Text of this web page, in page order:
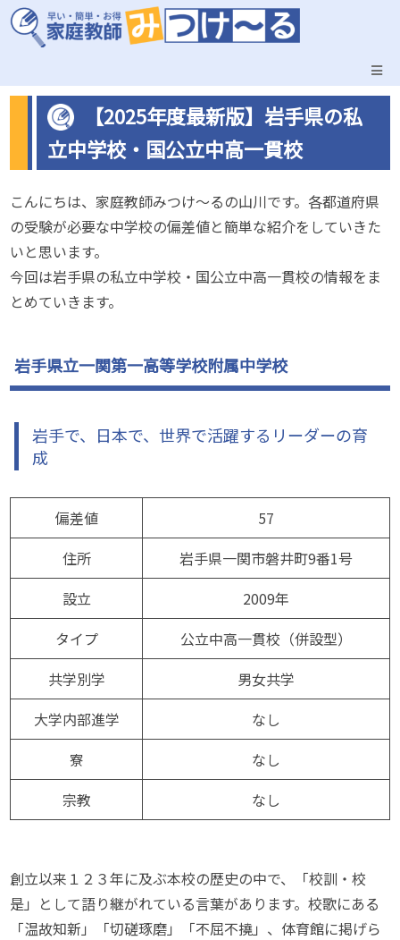
【2025年度最新版】岩手県の私
立中学校・国公立中高一貫校
こんにちは、家庭教師みつけ～るの山川です。各都道府県
の受験が必要な中学校の偏差値と簡単な紹介をしていきた
いと思います。
今回は岩手県の私立中学校・国公立中高一貫校の情報をま
とめていきます。
岩手県立一関第一高等学校附属中学校
岩手で、日本で、世界で活躍するリーダーの育
成
偏差値
57
住所
岩手県一関市磐井町9番1号
設立
2009年
タイプ
公立中高一貫校（併設型）
共学別学
男女共学
大学内部進学
なし
寮
なし
宗教
なし
創立以来１２３年に及ぶ本校の歴史の中で、「校訓・校
是」として語り継がれている言葉があります。校歌にある
「温故知新」「切磋琢磨」「不屈不撓」、体育館に掲げら